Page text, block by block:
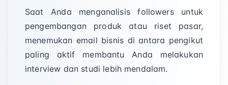
Saat Anda menganalisis followers untuk
pengembangan produk atau riset pasar,
menemukan email bisnis di antara pengikut
paling aktif membantu Anda melakukan
interview dan studi lebih mendalam.